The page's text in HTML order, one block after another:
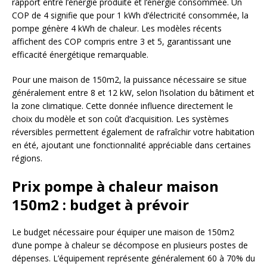
COP de 4 signifie que pour 1 kWh d’électricité consommée, la
pompe génère 4 kWh de chaleur. Les modèles récents
affichent des COP compris entre 3 et 5, garantissant une
efficacité énergétique remarquable.
Pour une maison de 150m2, la puissance nécessaire se situe
généralement entre 8 et 12 kW, selon l’isolation du bâtiment et
la zone climatique. Cette donnée influence directement le
choix du modèle et son coût d’acquisition. Les systèmes
réversibles permettent également de rafraîchir votre habitation
en été, ajoutant une fonctionnalité appréciable dans certaines
régions.
Prix pompe à chaleur maison
150m2 : budget à prévoir
Le budget nécessaire pour équiper une maison de 150m2
d’une pompe à chaleur se décompose en plusieurs postes de
dépenses. L’équipement représente généralement 60 à 70% du